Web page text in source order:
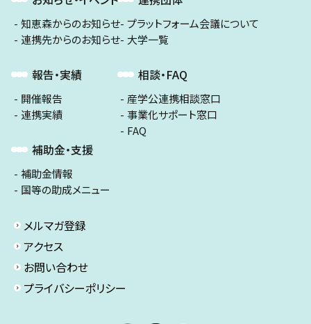
知恵森からのお知らせ
連携先からのお知らせ
報告・実績
開催報告
連携実績
補助金・支援
補助金情報
国等の助成メニュー
プラットフォーム会議について
大学一覧
相談・FAQ
産学公連携相談窓口
事業化サポート窓口
FAQ
メルマガ登録
アクセス
お問い合わせ
プライバシーポリシー